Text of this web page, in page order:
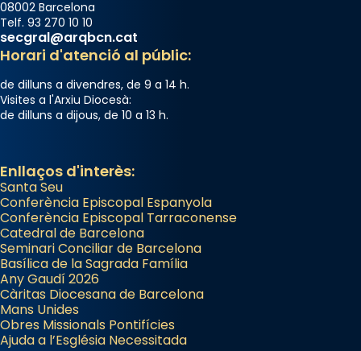
08002 Barcelona
Telf. 93 270 10 10
secgral@arqbcn.cat
Horari d'atenció al públic:
de dilluns a divendres, de 9 a 14 h.
Visites a l'Arxiu Diocesà:
de dilluns a dijous, de 10 a 13 h.
Enllaços d'interès:
Santa Seu
Conferència Episcopal Espanyola
Conferència Episcopal Tarraconense
Catedral de Barcelona
Seminari Conciliar de Barcelona
Basílica de la Sagrada Família
Any Gaudí 2026
Càritas Diocesana de Barcelona
Mans Unides
Obres Missionals Pontifícies
Ajuda a l’Església Necessitada